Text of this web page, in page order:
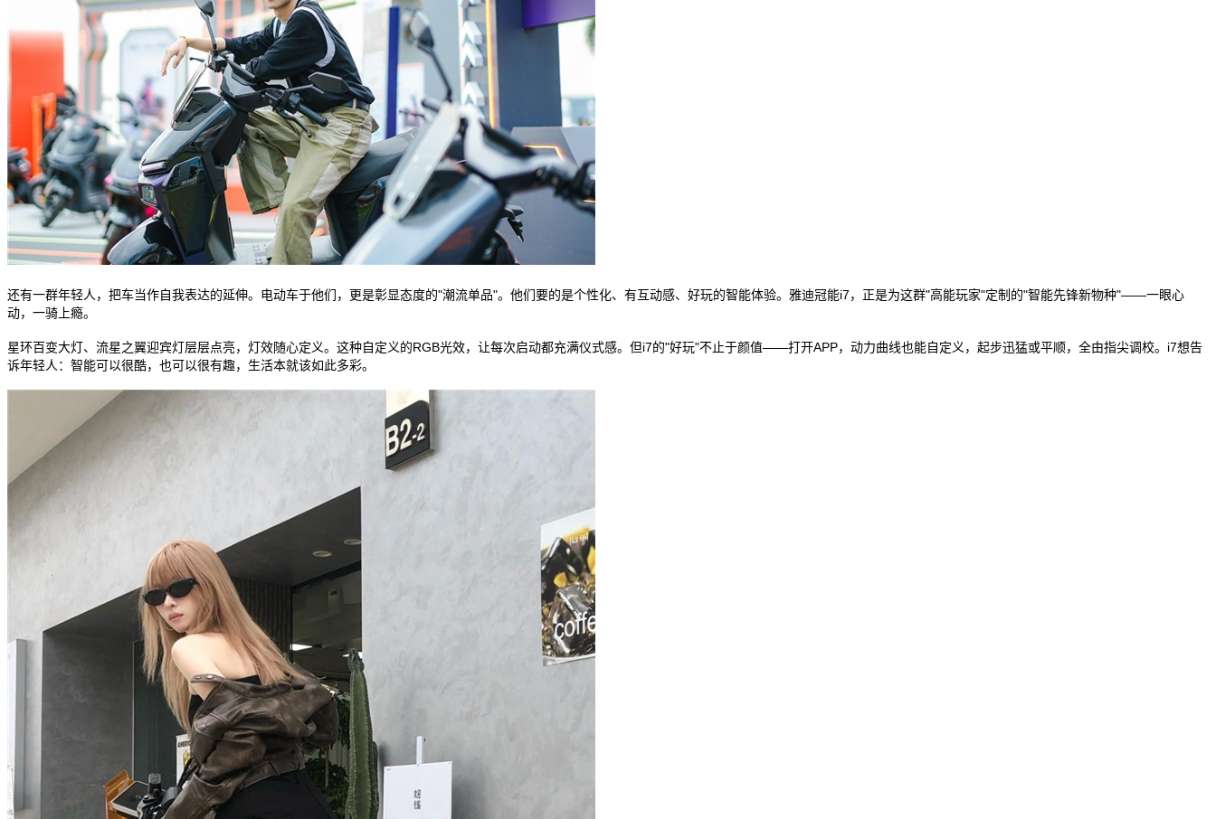
还有一群年轻人，把车当作自我表达的延伸。电动车于他们，更是彰显态度的"潮流单品"。他们要的是个性化、有互动感、好玩的智能体验。雅迪冠能i7，正是为这群"高能玩家"定制的"智能先锋新物种"——一眼心
动，一骑上瘾。
星环百变大灯、流星之翼迎宾灯层层点亮，灯效随心定义。这种自定义的RGB光效，让每次启动都充满仪式感。但i7的"好玩"不止于颜值——打开APP，动力曲线也能自定义，起步迅猛或平顺，全由指尖调校。i7想告
诉年轻人：智能可以很酷，也可以很有趣，生活本就该如此多彩。